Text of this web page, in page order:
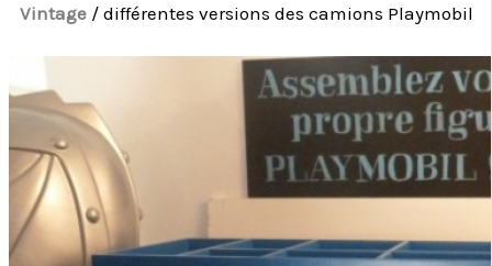
Vintage/ différentes versions des camions Playmobil